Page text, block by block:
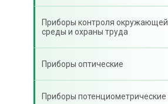
Приборы контроля окружающей
среды и охраны труда
Приборы оптические
Приборы потенциометрические